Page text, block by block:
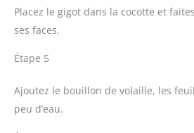
Placez le gigot dans la cocotte et
ses faces.
Étape 5
Ajoutez le bouillon de volaille, les
peu d’eau.